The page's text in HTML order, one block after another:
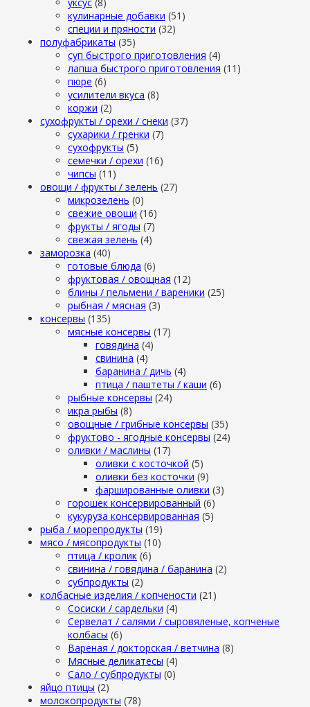
кулинарные добавки (51)
специи и пряности (32)
полуфабрикаты (35)
суп быстрого приготовления (4)
лапша быстрого приготовления (11)
пюре (6)
усилители вкуса (8)
коржи (2)
сухофрукты / орехи / снеки (37)
сухарики / гренки (7)
сухофрукты (5)
семечки / орехи (16)
чипсы (11)
овощи / фрукты / зелень (27)
микрозелень (0)
свежие овощи (16)
фрукты / ягоды (7)
свежая зелень (4)
заморозка (40)
готовые блюда (6)
фруктовая / овощная (12)
блины / пельмени / вареники (25)
рыбная / мясная (3)
консервы (135)
мясные консервы (17)
говядина (4)
свинина (4)
баранина / дичь (4)
птица / паштеты / каши (6)
рыбные консервы (24)
икра рыбы (8)
овощные / грибные консервы (35)
фруктово - ягодные консервы (24)
оливки / маслины (17)
оливки с косточкой (5)
оливки без косточки (9)
фаршированные оливки (3)
горошек консервированный (6)
кукуруза консервированная (5)
рыба / морепродукты (19)
мясо / мясопродукты (10)
птица / кролик (6)
свинина / говядина / баранина (2)
субпродукты (2)
колбасные изделия / копчености (21)
Сосиски / сардельки (4)
Сервелат / салями / сыровяленые, копченые
колбасы (6)
Вареная / докторская / ветчина (8)
Мясные деликатесы (4)
Сало / субпродукты (0)
яйцо птицы (2)
молокопродукты (78)